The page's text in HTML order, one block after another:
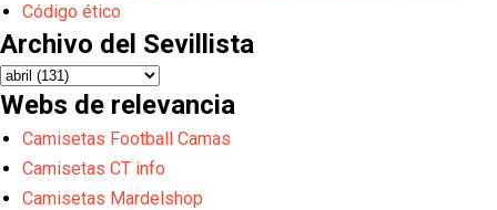
Código ético
Archivo del Sevillista
Webs de relevancia
Camisetas Football Camas
Camisetas CT info
Camisetas Mardelshop